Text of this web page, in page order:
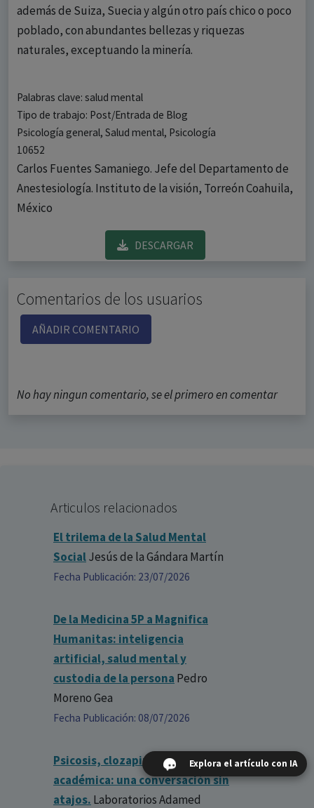
además de Suiza, Suecia y algún otro país chico o poco
poblado, con abundantes bellezas y riquezas
naturales, exceptuando la minería.
Palabras clave: salud mental
Tipo de trabajo: Post/Entrada de Blog
Psicología general, Salud mental, Psicología
10652
Carlos Fuentes Samaniego. Jefe del Departamento de
Anestesiología. Instituto de la visión, Torreón Coahuila,
México
DESCARGAR
Comentarios de los usuarios
AÑADIR COMENTARIO
No hay ningun comentario, se el primero en comentar
Articulos relacionados
El trilema de la Salud Mental
SocialJesús de la Gándara Martín
Fecha Publicación: 23/07/2026
De la Medicina 5P a Magnifica
Humanitas: inteligencia
artificial, salud mental y
custodia de la persona Pedro
Moreno Gea
Fecha Publicación: 08/07/2026
Psicosis, clozapina y vocación
académica: una conversación sin
atajos. Laboratorios Adamed
Explora el artículo con IA